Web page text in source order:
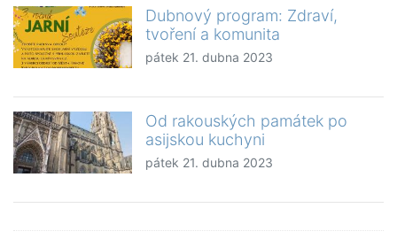
Dubnový program: Zdraví,
tvoření a komunita
pátek 21. dubna 2023
Od rakouských památek po
asijskou kuchyni
pátek 21. dubna 2023